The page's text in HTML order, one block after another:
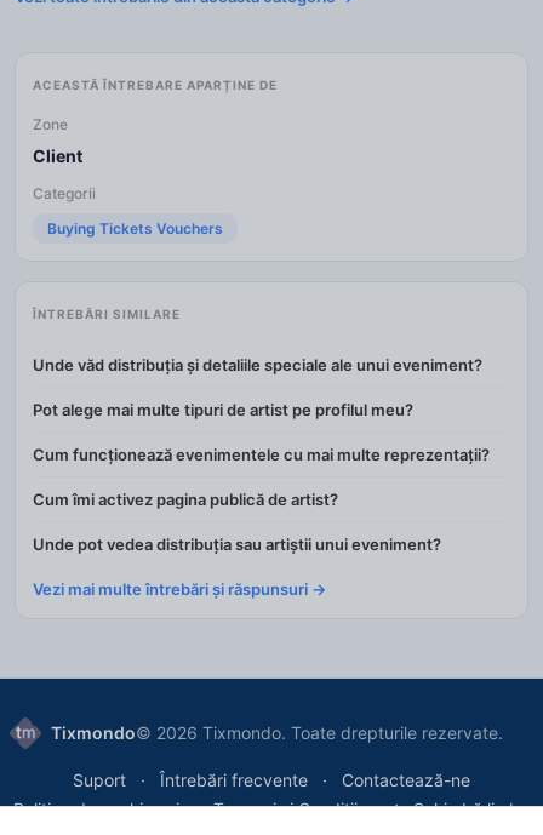
ACEASTĂ ÎNTREBARE APARȚINE DE
Zone
Client
Categorii
Buying Tickets Vouchers
ÎNTREBĂRI SIMILARE
Unde văd distribuția și detaliile speciale ale unui eveniment?
Pot alege mai multe tipuri de artist pe profilul meu?
Cum funcționează evenimentele cu mai multe reprezentații?
Cum îmi activez pagina publică de artist?
Unde pot vedea distribuția sau artiștii unui eveniment?
Vezi mai multe întrebări și răspunsuri →
Tixmondo© 2026 Tixmondo. Toate drepturile rezervate.
Suport Întrebări frecvente
Contactează-ne
Politica de cookie-uri
Termeni și Condiții Schimbă limba